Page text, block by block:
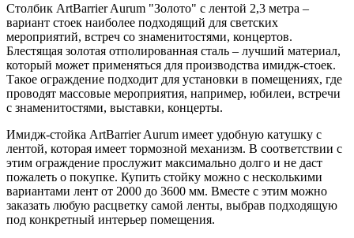
Столбик ArtBarrier Aurum "Золото" с лентой 2,3 метра –
вариант стоек наиболее подходящий для светских
мероприятий, встреч со знаменитостями, концертов.
Блестящая золотая отполированная сталь – лучший материал,
который может применяться для производства имидж-стоек.
Такое ограждение подходит для установки в помещениях, где
проводят массовые мероприятия, например, юбилеи, встречи
с знаменитостями, выставки, концерты.
Имидж-стойка ArtBarrier Aurum имеет удобную катушку с
лентой, которая имеет тормозной механизм. В соответствии с
этим ограждение прослужит максимально долго и не даст
пожалеть о покупке. Купить стойку можно с несколькими
вариантами лент от 2000 до 3600 мм. Вместе с этим можно
заказать любую расцветку самой ленты, выбрав подходящую
под конкретный интерьер помещения.